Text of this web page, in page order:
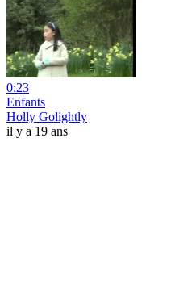
0:23
Enfants
Holly Golightly
il y a 19 ans